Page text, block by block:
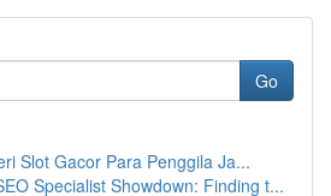
Go
Slot Gacor Para Penggila Ja...
Specialist Showdown: Finding t...